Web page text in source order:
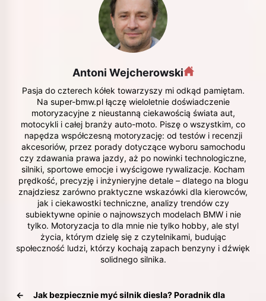
Antoni Wejcherowski
Pasja do czterech kółek towarzyszy mi odkąd pamiętam.
Na super-bmw.pl łączę wieloletnie doświadczenie
motoryzacyjne z nieustanną ciekawością świata aut,
motocykli i całej branży auto-moto. Piszę o wszystkim, co
napędza współczesną motoryzację: od testów i recenzji
akcesoriów, przez porady dotyczące wyboru samochodu
czy zdawania prawa jazdy, aż po nowinki technologiczne,
silniki, sportowe emocje i wyścigowe rywalizacje. Kocham
prędkość, precyzję i inżynieryjne detale – dlatego na blogu
znajdziesz zarówno praktyczne wskazówki dla kierowców,
jak i ciekawostki techniczne, analizy trendów czy
subiektywne opinie o najnowszych modelach BMW i nie
tylko. Motoryzacja to dla mnie nie tylko hobby, ale styl
życia, którym dzielę się z czytelnikami, budując
społeczność ludzi, którzy kochają zapach benzyny i dźwięk
solidnego silnika.
←
Jak bezpiecznie myć silnik diesla? Poradnik dla